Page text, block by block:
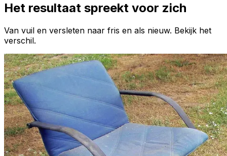
Het resultaat spreekt voor zich
Van vuil en versleten naar fris en als nieuw. Bekijk het
verschil.